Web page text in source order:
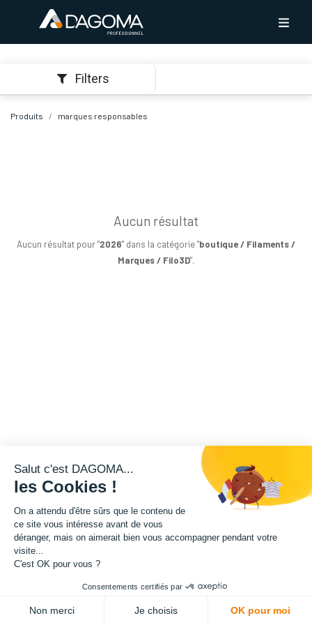
Filters
Produits marques responsables
Aucun résultat
Aucun résultat pour "2026" dans la catégorie "boutique / Filaments /
Marques / Filo3D".
Salut c'est DAGOMA...
les Cookies !
On a attendu d'être sûrs que le contenu de
ce site vous intéresse avant de vous
déranger, mais on aimerait bien vous accompagner pendant votre
visite...
C'est OK pour vous ?
Consentements certifiés par
Non merci Je choisis OK pour moi